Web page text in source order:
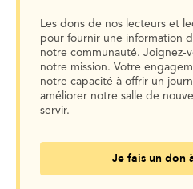
Les dons de nos lecteurs et
pour fournir une information
notre communauté. Joignez-
notre mission. Votre
notre capacité à offrir un
améliorer notre salle de
servir.
Je fais un don